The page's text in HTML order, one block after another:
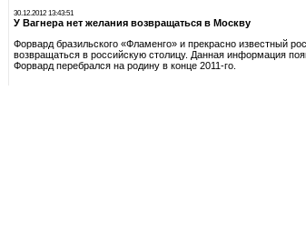
30.12.2012 13:43:51
У Вагнера нет желания возвращаться в Москву
Форвард бразильского «Фламенго» и прекрасно известный
возвращаться в российскую столицу. Данная информация
Форвард перебрался на родину в конце 2011-го.